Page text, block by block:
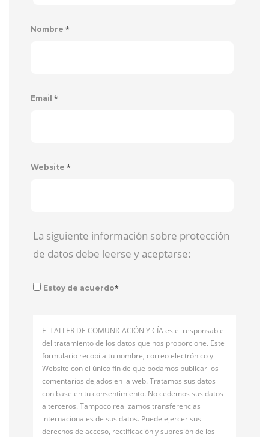
Nombre *
Email *
Website *
La siguiente información sobre protección
de datos debe leerse y aceptarse:
Estoy de acuerdo*
El TALLER DE COMUNICACIÓN Y CÍA es el responsable
del tratamiento de los datos que nos proporcione. Este
formulario recopila tu nombre, correo electrónico y
Website con el único fin de que podamos publicar los
comentarios dejados en la web. Tratamos sus datos
con base en tu consentimiento. No cedemos sus datos
a terceros. Tampoco realizamos transferencias
internacionales de sus datos. Puede ejercer sus
derechos de acceso, rectificación y supresión de los